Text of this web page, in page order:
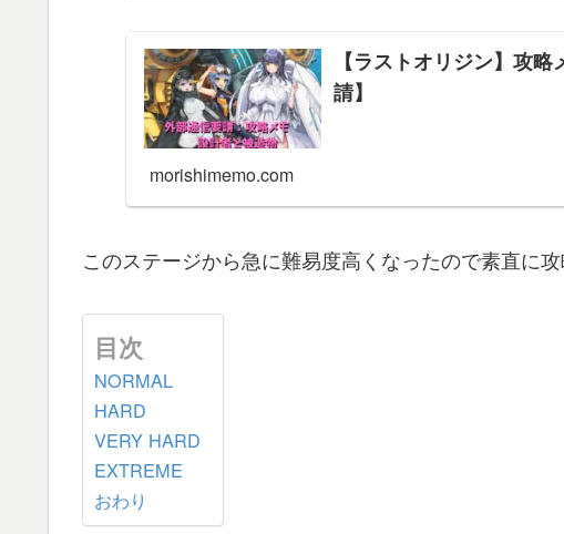
【ラストオリジン】攻
請】
morishimemo.com
このステージから急に難易度高くなったので素直に攻
目次
NORMAL
HARD
VERY HARD
EXTREME
おわり